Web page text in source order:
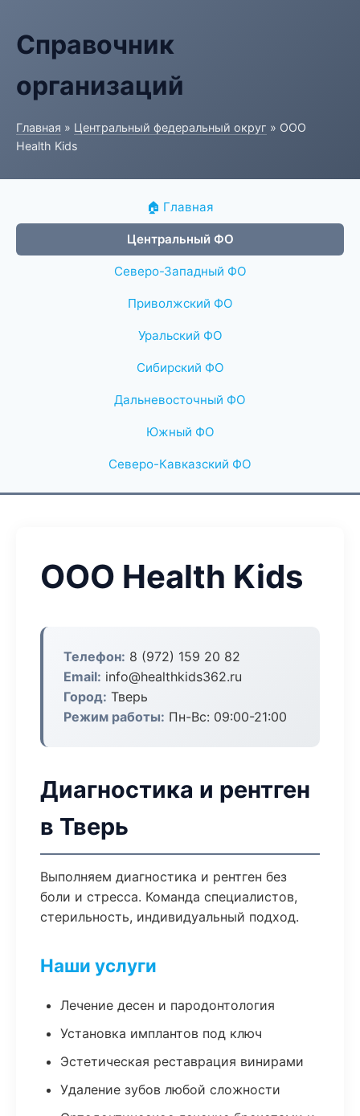
Справочник
организаций
Главная » Центральный федеральный округ » ООО
Health Kids
🏠 Главная
Центральный ФО
Северо-Западный ФО
Приволжский ФО
Уральский ФО
Сибирский ФО
Дальневосточный ФО
Южный ФО
Северо-Кавказский ФО
ООО Health Kids
Телефон: 8 (972) 159 20 82
Email: info@healthkids362.ru
Город: Тверь
Режим работы: Пн-Вс: 09:00-21:00
Диагностика и рентген
в Тверь
Выполняем диагностика и рентген без
боли и стресса. Команда специалистов,
стерильность, индивидуальный подход.
Наши услуги
Лечение десен и пародонтология
Установка имплантов под ключ
Эстетическая реставрация винирами
Удаление зубов любой сложности